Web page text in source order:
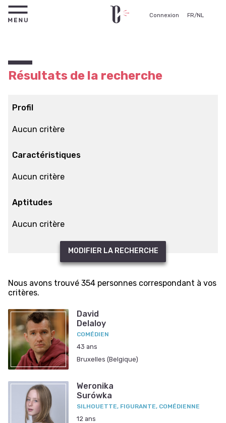
Connexion FR/NL
Résultats de la recherche
Profil
Aucun critère
Caractéristiques
Aucun critère
Aptitudes
Aucun critère
MODIFIER LA RECHERCHE
Nous avons trouvé 354 personnes correspondant à vos
critères.
David
Delaloy
COMÉDIEN
43 ans
Bruxelles (Belgique)
Weronika
Surówka
SILHOUETTE, FIGURANTE, COMÉDIENNE
12 ans